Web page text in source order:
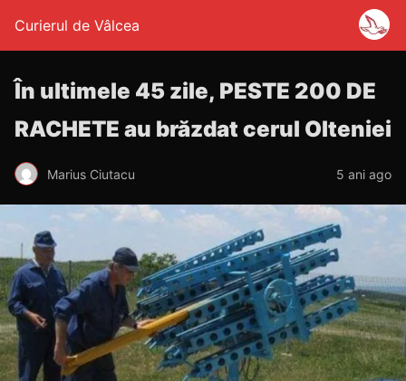
Curierul de Vâlcea
În ultimele 45 zile, PESTE 200 DE
RACHETE au brăzdat cerul Olteniei
Marius Ciutacu 5 ani ago